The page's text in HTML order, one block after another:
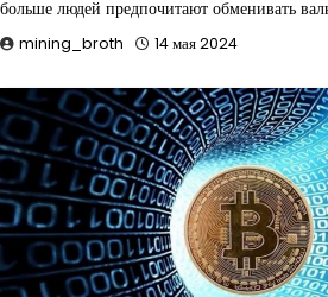
больше людей предпочитают обменивать
mining_broth 14 мая 2024